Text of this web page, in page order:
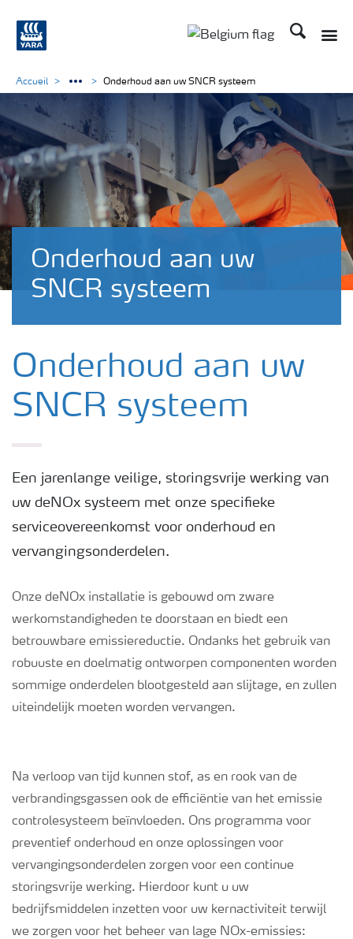
Recherche
Onderhoud aan uw
SNCR systeem
Accueil Onderhoud aan uw SNCR systeem
Onderhoud aan uw
SNCR systeem
Een jarenlange veilige, storingsvrije werking van
uw deNOx systeem met onze specifieke
serviceovereenkomst voor onderhoud en
vervangingsonderdelen.
Onze deNOx installatie is gebouwd om zware
werkomstandigheden te doorstaan en biedt een
betrouwbare emissiereductie. Ondanks het gebruik van
robuuste en doelmatig ontworpen componenten worden
sommige onderdelen blootgesteld aan slijtage, en zullen
uiteindelijk moeten worden vervangen.
Na verloop van tijd kunnen stof, as en rook van de
verbrandingsgassen ook de efficiëntie van het emissie
controlesysteem beïnvloeden. Ons programma voor
preventief onderhoud en onze oplossingen voor
vervangingsonderdelen zorgen voor een continue
storingsvrije werking. Hierdoor kunt u uw
bedrijfsmiddelen inzetten voor uw kernactiviteit terwijl
we zorgen voor het beheer van lage NOx-emissies: